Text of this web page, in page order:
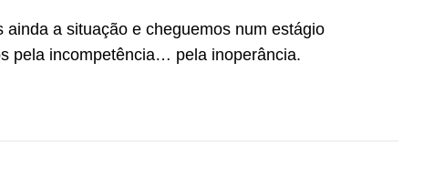
a situação e cheguemos num estágio
pela incompetência… pela inoperância.